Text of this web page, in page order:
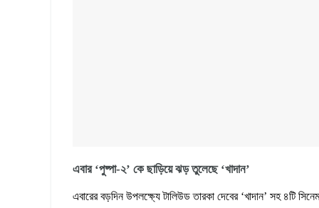
এবার ‘পুষ্পা-২’ কে ছাড়িয়ে ঝড় তুলেছে ‘খাদান’
এবারের বড়দিন উপলক্ষ্যে টালিউড তারকা দেবের ‘খাদান’ সহ ৪টি